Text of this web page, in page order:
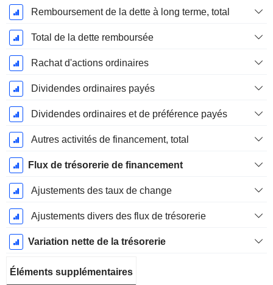
Remboursement de la dette à long terme, total
Total de la dette remboursée
Rachat d'actions ordinaires
Dividendes ordinaires payés
Dividendes ordinaires et de préférence payés
Autres activités de financement, total
Flux de trésorerie de financement
Ajustements des taux de change
Ajustements divers des flux de trésorerie
Variation nette de la trésorerie
Éléments supplémentaires